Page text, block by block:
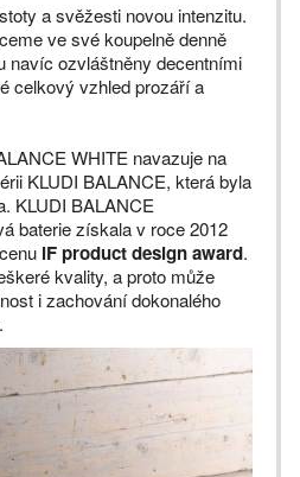
a svěžesti novou intenzitu.
ve své koupelně denně
navíc ozvláštněny decentními
celkový vzhled prozáří a
WHITE navazuje na
KLUDI BALANCE, která byla
KLUDI BALANCE
baterie získala v roce 2012
iF product design award.
kvality, a proto může
i zachování dokonalého